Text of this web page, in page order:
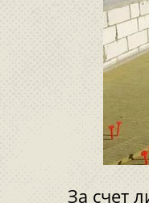
За счет